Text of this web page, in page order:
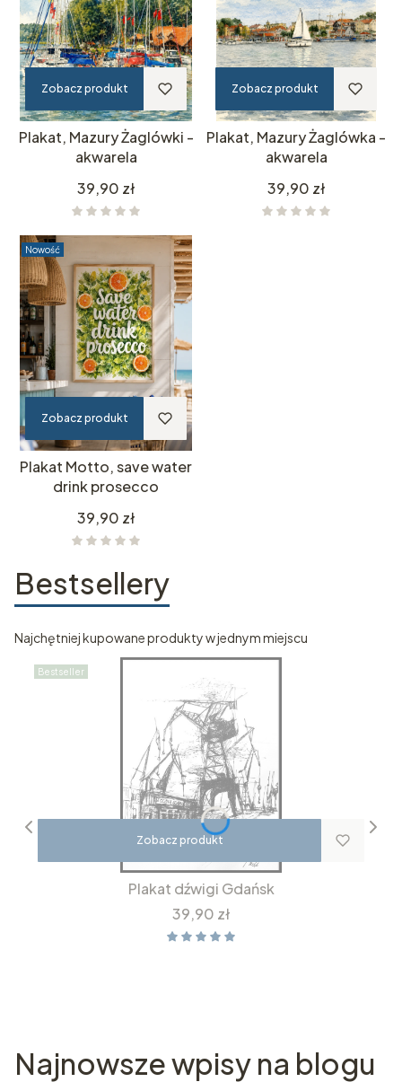
Zobacz produkt
Plakat, Mazury Żaglówki -
akwarela
Cena
39,90 zł
Zobacz produkt
Plakat, Mazury Żaglówka -
akwarela
Cena
39,90 zł
Nowość
Zobacz produkt
Plakat Motto, save water
drink prosecco
Cena
39,90 zł
Bestsellery
Najchętniej kupowane produkty w jednym miejscu
Bestseller
Zobacz produkt
Plakat dźwigi Gdańsk
Cena
39,90 zł
Najnowsze wpisy na blogu